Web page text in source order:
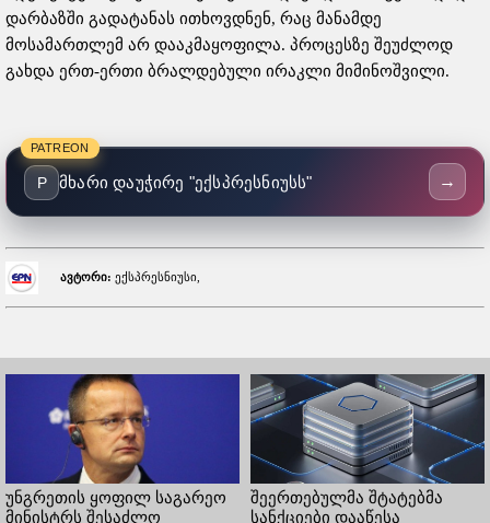
დარბაზში გადატანას ითხოვდნენ, რაც მანამდე
მოსამართლემ არ დააკმაყოფილა. პროცესზე შეუძლოდ
გახდა ერთ-ერთი ბრალდებული ირაკლი მიმინოშვილი.
PATREON
P მხარი დაუჭირე "ექსპრესნიუსს" →
ავტორი: ექსპრესნიუსი,
უნგრეთის ყოფილ საგარეო
მინისტრს შესაძლო
შეერთებულმა შტატებმა
სანქციები დააწესა